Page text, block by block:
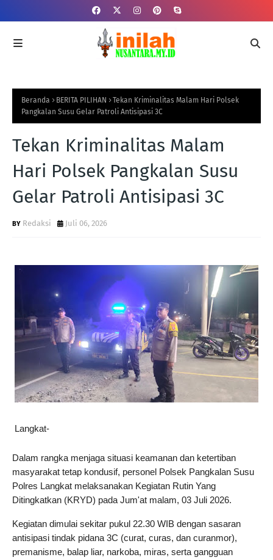
Beranda BERITA PILIHAN
Tekan Kriminalitas Malam Hari Polsek
Pangkalan Susu Gelar Patroli Antisipasi 3C
Tekan Kriminalitas Malam
Hari Polsek Pangkalan Susu
Gelar Patroli Antisipasi 3C
Redaksi Juli 06, 2026
Langkat-
Dalam rangka menjaga situasi keamanan dan ketertiban
masyarakat tetap kondusif, personel Polsek Pangkalan Susu
Polres Langkat melaksanakan Kegiatan Rutin Yang
Ditingkatkan (KRYD) pada Jum'at malam, 03 Juli 2026.
Kegiatan dimulai sekitar pukul 22.30 WIB dengan sasaran
antisipasi tindak pidana 3C (curat, curas, dan curanmor),
premanisme, balap liar, narkoba, miras, serta gangguan